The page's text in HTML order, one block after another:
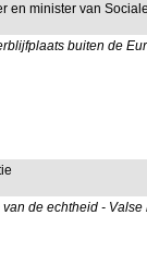
en minister van
buiten de
de echtheid -